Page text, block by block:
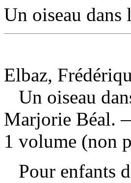
Un oiseau dans
Elbaz,
Un oiseau
Marjorie Béal.
1 volume (non
Pour enfants